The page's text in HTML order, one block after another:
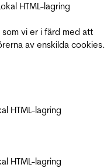
HTML-lagring
vi er i färd med att
av enskilda cookies.
HTML-lagring
HTML-lagring